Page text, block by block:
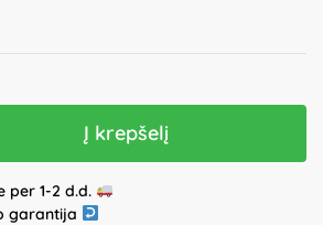
Į krepšelį
per 1-2 d.d.
garantija